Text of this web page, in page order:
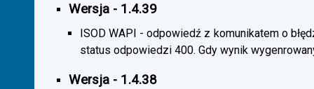
Wersja - 1.4.39
ISOD WAPI - odpowiedź z komunikatem o
status odpowiedzi 400. Gdy wynik
Wersja - 1.4.38